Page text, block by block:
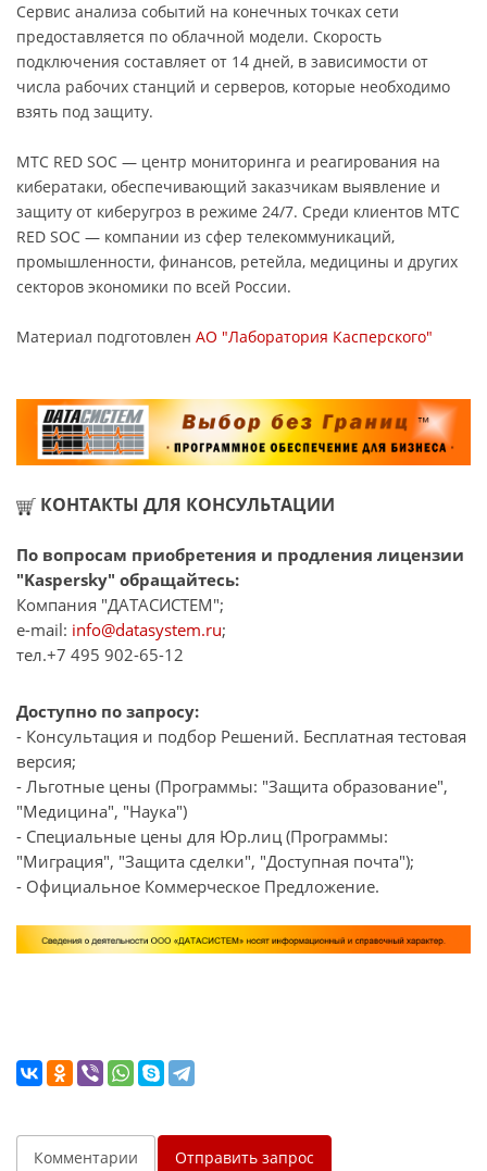
Сервис анализа событий на конечных точках сети
предоставляется по облачной модели. Скорость
подключения составляет от 14 дней, в зависимости от
числа рабочих станций и серверов, которые необходимо
взять под защиту.
МТС RED SOC — центр мониторинга и реагирования на
кибератаки, обеспечивающий заказчикам выявление и
защиту от киберугроз в режиме 24/7. Среди клиентов МТС
RED SOC — компании из сфер телекоммуникаций,
промышленности, финансов, ретейла, медицины и других
секторов экономики по всей России.
Материал подготовлен АО "Лаборатория Касперского"
КОНТАКТЫ ДЛЯ КОНСУЛЬТАЦИИ
По вопросам приобретения и продления лицензии
"Kaspersky" обращайтесь:
Компания "ДАТАСИСТЕМ";
e-mail: info@datasystem.ru;
тел.+7 495 902-65-12
Доступно по запросу:
- Консультация и подбор Решений. Бесплатная тестовая
версия;
- Льготные цены (Программы: "Защита образование",
"Медицина", "Наука")
- Специальные цены для Юр.лиц (Программы:
"Миграция", "Защита сделки", "Доступная почта");
- Официальное Коммерческое Предложение.
Комментарии Отправить запрос